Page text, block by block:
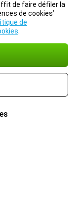
de faire défiler la
de cookies’
de